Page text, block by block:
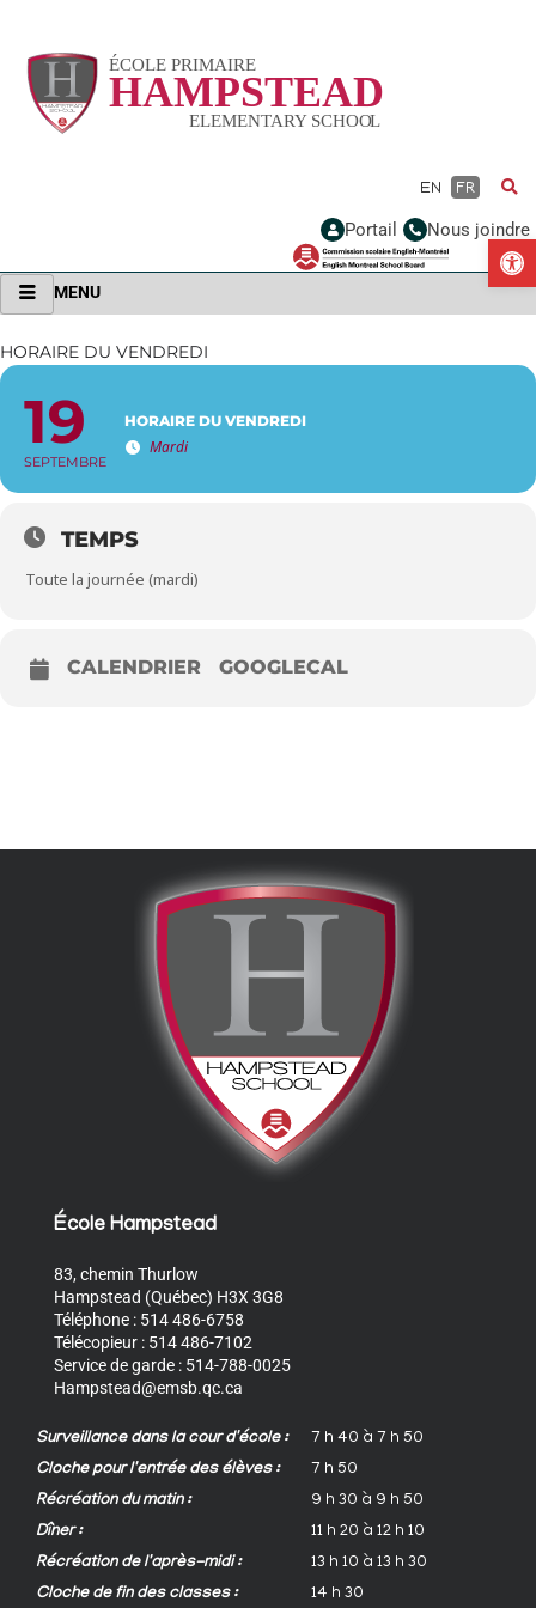
EN FR
Portail Nous joindre
MENU
HORAIRE DU VENDREDI
19
SEPTEMBRE
HORAIRE DU VENDREDI
Mardi
TEMPS
Toute la journée (mardi)
CALENDRIER GOOGLECAL
École Hampstead
83, chemin Thurlow
Hampstead (Québec) H3X 3G8
Téléphone : 514 486-6758
Télécopieur : 514 486-7102
Service de garde : 514-788-0025
Hampstead@emsb.qc.ca
Surveillance dans la cour d'école :
7 h 40 à 7 h 50
Cloche pour l'entrée des élèves :
7 h 50
Récréation du matin :
9 h 30 à 9 h 50
Dîner :
11 h 20 à 12 h 10
Récréation de l'après-midi :
13 h 10 à 13 h 30
Cloche de fin des classes :
14 h 30